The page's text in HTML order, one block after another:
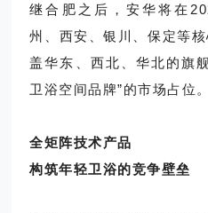
继合肥之后，安华将在
州、西安、银川、保定等
盖华东、西北、华北的旗
卫浴空间品牌”的市场占位。
全矩阵技术产品
构筑年轻卫浴的竞争壁垒